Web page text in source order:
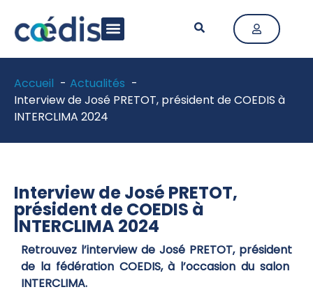
Accueil
Actualités
Interview de José PRETOT, président de COEDIS à
INTERCLIMA 2024
Interview de José PRETOT,
président de COEDIS à
INTERCLIMA 2024
Retrouvez l’interview de José PRETOT, président
de la fédération COEDIS, à l’occasion du salon
INTERCLIMA.